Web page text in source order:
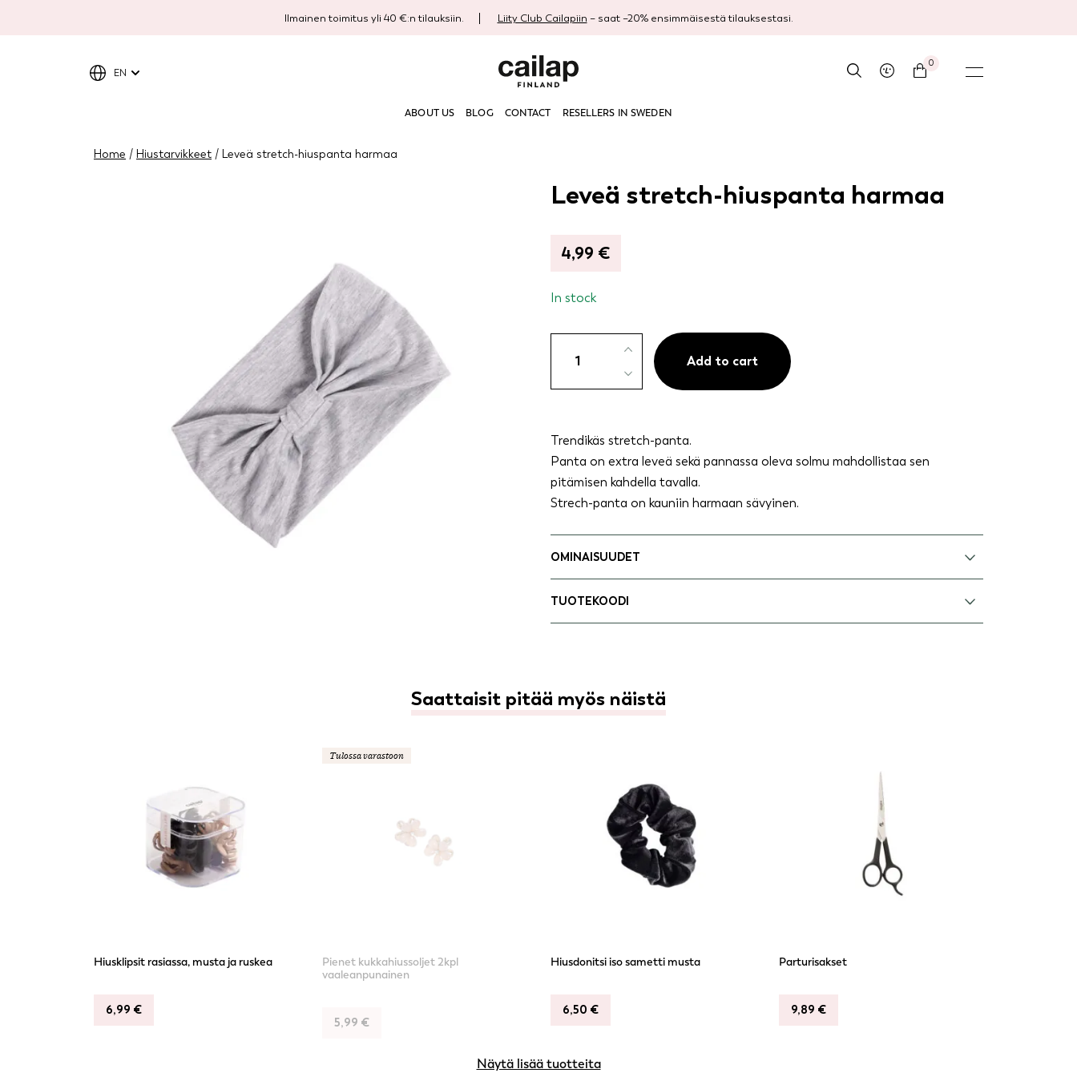
Ilmainen toimitus yli 40 €:n tilauksiin. Liity Club Cailapiin – saat –20% ensimmäisestä tilauksestasi.
0
ABOUT US BLOG CONTACT RESELLERS IN SWEDEN
EN
Home / Hiustarvikkeet / Leveä stretch-hiuspanta harmaa
Leveä stretch-hiuspanta harmaa
4,99 €
In stock
stretch-
Add to cart
Trendikäs stretch-panta.
Panta on extra leveä sekä pannassa oleva solmu mahdollistaa sen
pitämisen kahdella tavalla.
Strech-panta on kauniin harmaan sävyinen.
OMINAISUUDET
TUOTEKOODI
Saattaisit pitää myös näistä
Hiusklipsit rasiassa, musta ja ruskea
6,99 €
Tulossa varastoon
Pienet kukkahiussoljet 2kpl
vaaleanpunainen
5,99 €
Hiusdonitsi iso sametti musta
6,50 €
Parturisakset
9,89 €
Näytä lisää tuotteita